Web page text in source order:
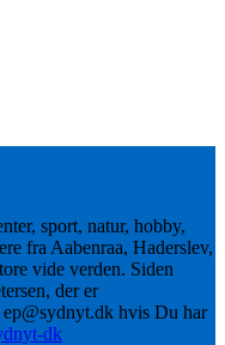
sport, natur, hobby,
fra Aabenraa, Haderslev,
vide verden. Siden
der er
ep@sydnyt.dk hvis Du har
dk